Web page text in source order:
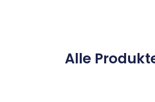
Alle